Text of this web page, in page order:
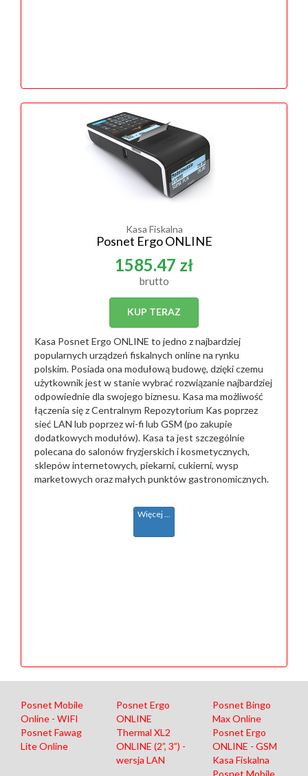
Kasa Fiskalna
Posnet Ergo ONLINE
1585.47 zł
brutto
KUP TERAZ
Kasa Posnet Ergo ONLINE to jedno z najbardziej
popularnych urządzeń fiskalnych online na rynku
polskim. Posiada ona modułową budowę, dzięki czemu
użytkownik jest w stanie wybrać rozwiązanie najbardziej
odpowiednie dla swojego biznesu. Kasa ma możliwość
łączenia się z Centralnym Repozytorium Kas poprzez
sieć LAN lub poprzez wi-fi lub GSM (po zakupie
dodatkowych modułów). Kasa ta jest szczególnie
polecana do salonów fryzjerskich i kosmetycznych,
sklepów internetowych, piekarni, cukierni, wysp
marketowych oraz małych punktów gastronomicznych.
Więcej ...
Posnet Mobile
Online - WIFI
Posnet Ergo
ONLINE
Posnet Bingo
Max Online
Posnet Fawag
Lite Online
Thermal XL2
ONLINE (2”, 3”) -
wersja LAN
Posnet Ergo
ONLINE - GSM
Kasa Fiskalna
Posnet Mobile